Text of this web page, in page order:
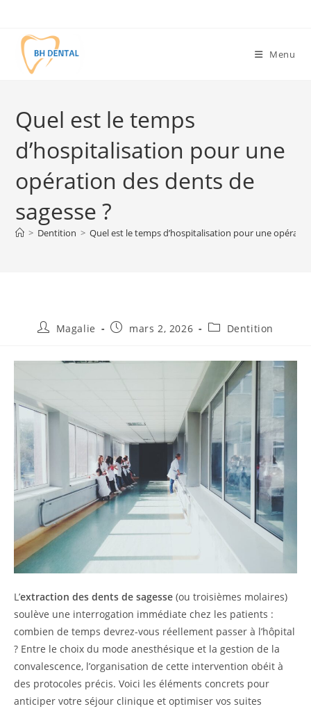
Menu
Quel est le temps
d’hospitalisation pour une
opération des dents de
sagesse ?
> Dentition > Quel est le temps d’hospitalisation pour une
Magalie mars 2, 2026 Dentition
L’extraction des dents de sagesse (ou troisièmes molaires)
soulève une interrogation immédiate chez les patients :
combien de temps devrez-vous réellement passer à l’hôpital
? Entre le choix du mode anesthésique et la gestion de la
convalescence, l’organisation de cette intervention obéit à
des protocoles précis. Voici les éléments concrets pour
anticiper votre séjour clinique et optimiser vos suites